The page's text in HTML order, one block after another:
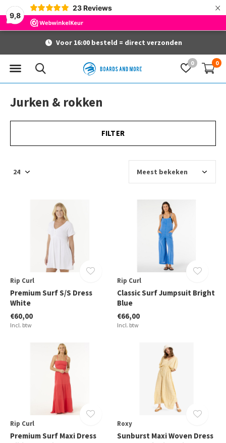
9,8
23 Reviews ×
0 0
Voor 16:00 besteld = direct verzonden
Jurken & rokken
FILTER
Rip Curl
Premium Surf S/S Dress
White
€60,00
Incl. btw
Rip Curl
Classic Surf Jumpsuit Bright
Blue
€66,00
Incl. btw
Rip Curl
Premium Surf Maxi Dress
Roxy
Sunburst Maxi Woven Dress